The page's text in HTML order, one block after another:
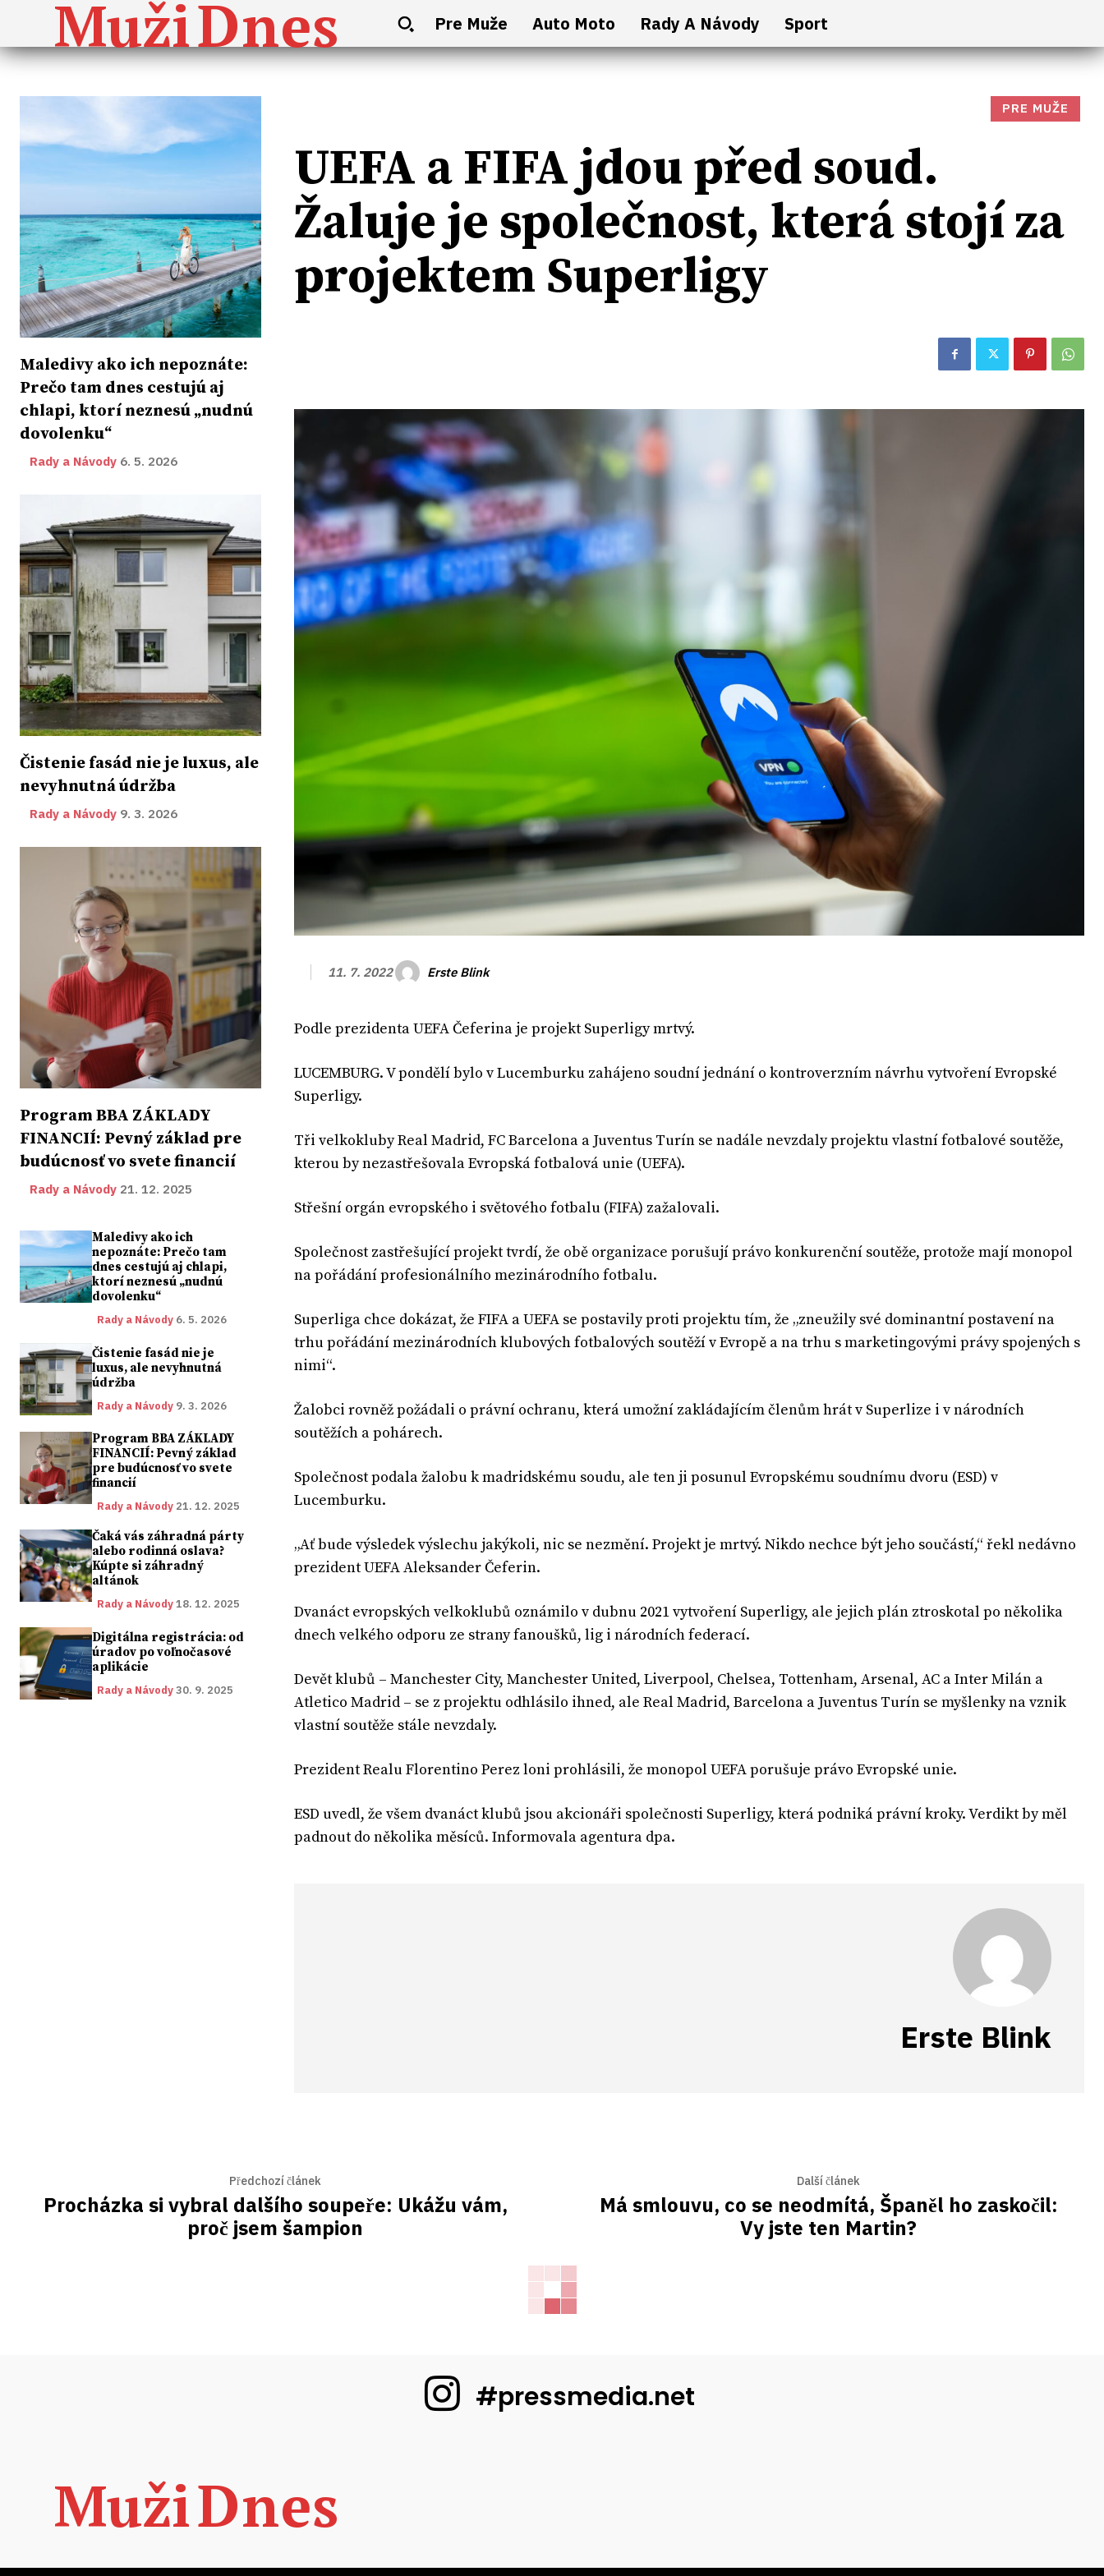
MužiDnes Pre Muže Auto Moto Rady A Návody Sport
Maledivy ako ich nepoznáte:
Prečo tam dnes cestujú aj
chlapi, ktorí neznesú „nudnú
dovolenku“
Rady a Návody 6. 5. 2026
Čistenie fasád nie je luxus, ale
nevyhnutná údržba
Rady a Návody 9. 3. 2026
Program BBA ZÁKLADY
FINANCIÍ: Pevný základ pre
budúcnosť vo svete financií
Rady a Návody 21. 12. 2025
Maledivy ako ich
nepoznáte: Prečo tam
dnes cestujú aj chlapi,
ktorí neznesú „nudnú
dovolenku“
Rady a Návody 6. 5. 2026
Čistenie fasád nie je
luxus, ale nevyhnutná
údržba
Rady a Návody 9. 3. 2026
Program BBA ZÁKLADY
FINANCIÍ: Pevný základ
pre budúcnosť vo svete
financií
Rady a Návody 21. 12. 2025
Čaká vás záhradná párty
alebo rodinná oslava?
Kúpte si záhradný
altánok
Rady a Návody18. 12. 2025
Digitálna registrácia: od
úradov po voľnočasové
aplikácie
Rady a Návody30. 9. 2025
PRE MUŽE
UEFA a FIFA jdou před soud.
Žaluje je společnost, která stojí za
projektem Superligy
11. 7. 2022 Erste Blink
Podle prezidenta UEFA Čeferina je projekt Superligy mrtvý.
LUCEMBURG. V pondělí bylo v Lucemburku zahájeno soudní jednání o kontroverzním návrhu vytvoření Evropské
Superligy.
Tři velkokluby Real Madrid, FC Barcelona a Juventus Turín se nadále nevzdaly projektu vlastní fotbalové soutěže,
kterou by nezastřešovala Evropská fotbalová unie (UEFA).
Střešní orgán evropského i světového fotbalu (FIFA) zažalovali.
Společnost zastřešující projekt tvrdí, že obě organizace porušují právo konkurenční soutěže, protože mají monopol
na pořádání profesionálního mezinárodního fotbalu.
Superliga chce dokázat, že FIFA a UEFA se postavily proti projektu tím, že „zneužily své dominantní postavení na
trhu pořádání mezinárodních klubových fotbalových soutěží v Evropě a na trhu s marketingovými právy spojených s
nimi“.
Žalobci rovněž požádali o právní ochranu, která umožní zakládajícím členům hrát v Superlize i v národních
soutěžích a pohárech.
Společnost podala žalobu k madridskému soudu, ale ten ji posunul Evropskému soudnímu dvoru (ESD) v
Lucemburku.
„Ať bude výsledek výslechu jakýkoli, nic se nezmění. Projekt je mrtvý. Nikdo nechce být jeho součástí,“ řekl nedávno
prezident UEFA Aleksander Čeferin.
Dvanáct evropských velkoklubů oznámilo v dubnu 2021 vytvoření Superligy, ale jejich plán ztroskotal po několika
dnech velkého odporu ze strany fanoušků, lig i národních federací.
Devět klubů – Manchester City, Manchester United, Liverpool, Chelsea, Tottenham, Arsenal, AC a Inter Milán a
Atletico Madrid – se z projektu odhlásilo ihned, ale Real Madrid, Barcelona a Juventus Turín se myšlenky na vznik
vlastní soutěže stále nevzdaly.
Prezident Realu Florentino Perez loni prohlásili, že monopol UEFA porušuje právo Evropské unie.
ESD uvedl, že všem dvanáct klubů jsou akcionáři společnosti Superligy, která podniká právní kroky. Verdikt by měl
padnout do několika měsíců. Informovala agentura dpa.
Erste Blink
Předchozí článek
Procházka si vybral dalšího soupeře: Ukážu vám,
proč jsem šampion
Další článek
Má smlouvu, co se neodmítá, Španěl ho zaskočil:
Vy jste ten Martin?